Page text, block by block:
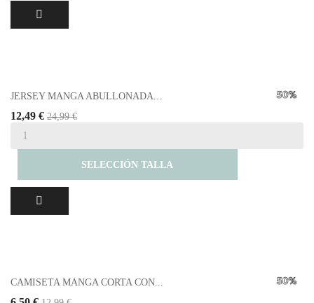
JERSEY MANGA ABULLONADA...
12,49 € 24,99 €
SELECCIÓN TALLA
CAMISETA MANGA CORTA CON...